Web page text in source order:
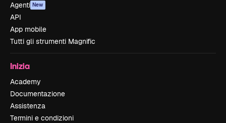
Agenti New
API
App mobile
Tutti gli strumenti Magnific
Inizia
Academy
Documentazione
Assistenza
Termini e condizioni